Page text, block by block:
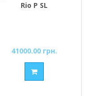
Rio P SL
41000.00 грн.